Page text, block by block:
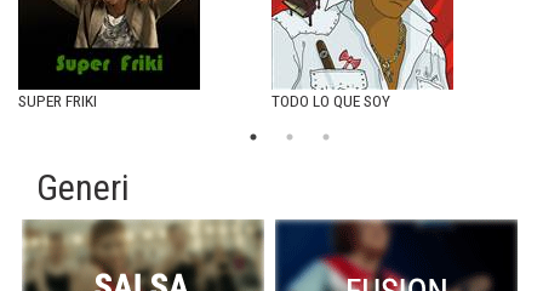
SUPER FRIKI TODO LO QUE SOY
Generi